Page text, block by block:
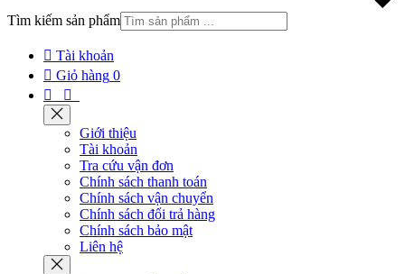
Tìm kiếm sản phẩm
 Tài khoản
 Giỏ hàng 0


Giới thiệu
Tài khoản
Tra cứu vận đơn
Chính sách thanh toán
Chính sách vận chuyển
Chính sách đổi trả hàng
Chính sách bảo mật
Liên hệ